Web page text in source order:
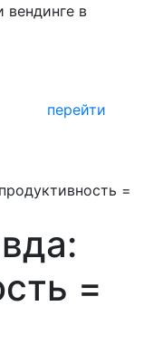
вендинге в
перейти
=
=